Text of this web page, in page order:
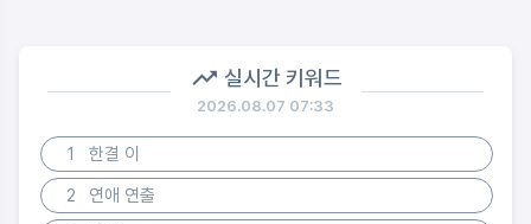
실시간 키워드
2026.08.07 07:33
1
한결 이
2
연애 연출